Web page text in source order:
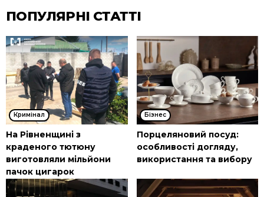
ПОПУЛЯРНІ СТАТТІ
Кримінал
На Рівненщині з
краденого тютюну
виготовляли мільйони
пачок цигарок
Бізнес
Порцеляновий посуд:
особливості догляду,
використання та вибору